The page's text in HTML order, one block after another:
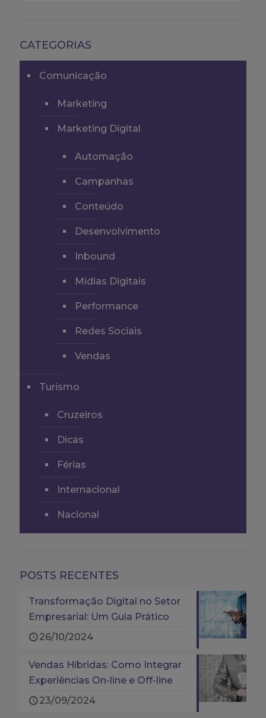
CATEGORIAS
Comunicação
Marketing
Marketing Digital
Automação
Campanhas
Conteúdo
Desenvolvimento
Inbound
Mídias Digitais
Performance
Redes Sociais
Vendas
Turismo
Cruzeiros
Dicas
Férias
Internacional
Nacional
POSTS RECENTES
Transformação Digital no Setor
Empresarial: Um Guia Prático
26/10/2024
Vendas Híbridas: Como Integrar
Experiências On-line e Off-line
23/09/2024